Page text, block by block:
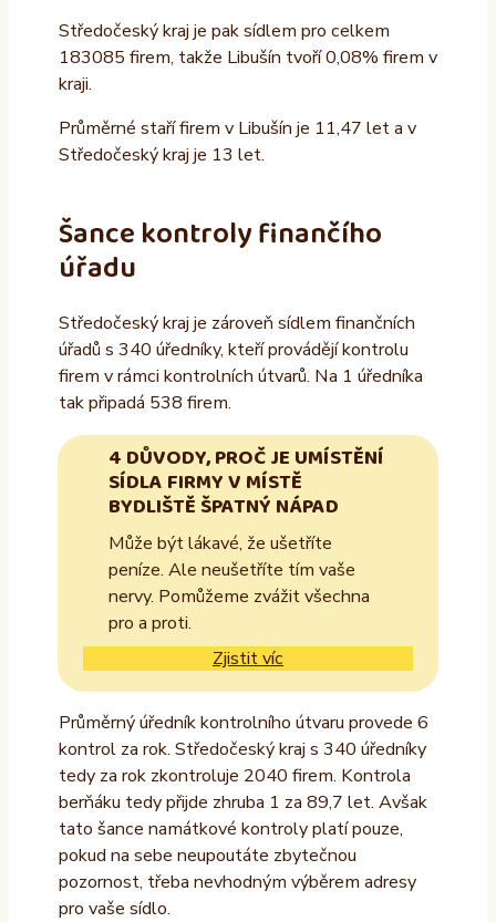
Středočeský kraj je pak sídlem pro celkem
183085 firem, takže Libušín tvoří 0,08% firem v
kraji.
Průměrné staří firem v Libušín je 11,47 let a v
Středočeský kraj je 13 let.
Šance kontroly finančího
úřadu
Středočeský kraj je zároveň sídlem finančních
úřadů s 340 úředníky, kteří provádějí kontrolu
firem v rámci kontrolních útvarů. Na 1 úředníka
tak připadá 538 firem.
4 DŮVODY, PROČ JE UMÍSTĚNÍ
SÍDLA FIRMY V MÍSTĚ
BYDLIŠTĚ ŠPATNÝ NÁPAD
Může být lákavé, že ušetříte
peníze. Ale neušetříte tím vaše
nervy. Pomůžeme zvážit všechna
pro a proti.
Zjistit víc
Průměrný úředník kontrolního útvaru provede 6
kontrol za rok. Středočeský kraj s 340 úředníky
tedy za rok zkontroluje 2040 firem. Kontrola
berňáku tedy přijde zhruba 1 za 89,7 let. Avšak
tato šance namátkové kontroly platí pouze,
pokud na sebe neupoutáte zbytečnou
pozornost, třeba nevhodným výběrem adresy
pro vaše sídlo.